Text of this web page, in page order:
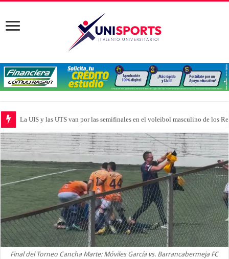
La UIS y las UTS van por las semifinales en el voleibol masculino de los
Final del Torneo Cancha Marte: Móviles García vs. Barrancabermeja FC